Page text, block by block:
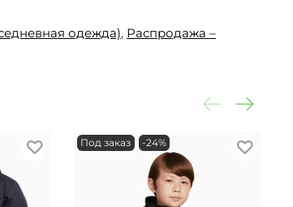
одежда), Распродажа –
Под заказ -24%